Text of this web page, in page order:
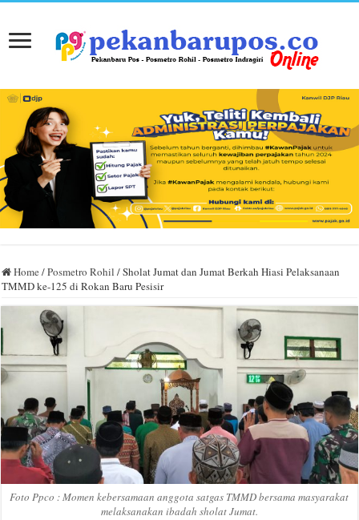
Home /Posmetro Rohil /Sholat Jumat dan Jumat Berkah Hiasi Pelaksanaan
TMMD ke-125 di Rokan Baru Pesisir
Foto Ppco : Momen kebersamaan anggota satgas TMMD bersama masyarakat
melaksanakan ibadah sholat Jumat.